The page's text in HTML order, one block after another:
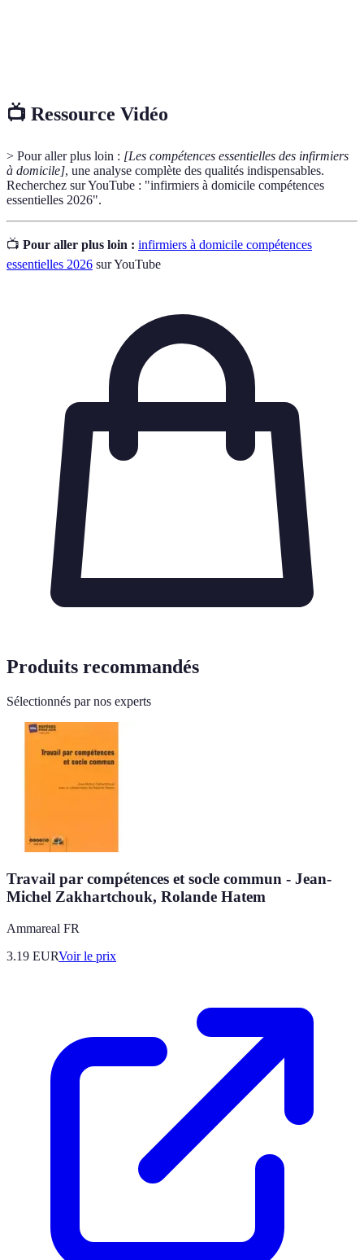
📺 Ressource Vidéo
> Pour aller plus loin : [Les compétences essentielles des infirmiers
à domicile], une analyse complète des qualités indispensables.
Recherchez sur YouTube : "infirmiers à domicile compétences
essentielles 2026".
📺 Pour aller plus loin : infirmiers à domicile compétences
essentielles 2026 sur YouTube
Produits recommandés
Sélectionnés par nos experts
Travail par compétences et socle commun - Jean-
Michel Zakhartchouk, Rolande Hatem
Ammareal FR
3.19 EURVoir le prix